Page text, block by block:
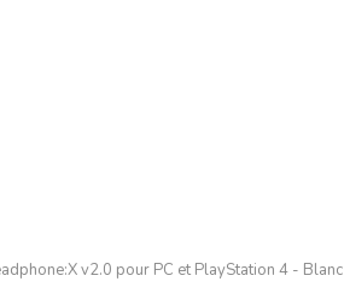
v2.0 pour PC et PlayStation 4 - Blanc